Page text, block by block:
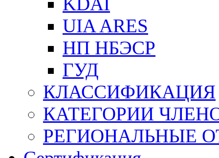
UIA ARES
НП НБЭСР
ГУД
КЛАССИФИКАЦИЯ
КАТЕГОРИИ
РЕГИОНАЛЬНЫЕ